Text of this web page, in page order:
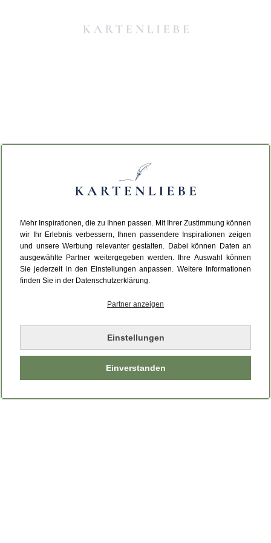
Mehr Inspirationen, die zu Ihnen passen. Mit Ihrer Zustimmung können
wir Ihr Erlebnis verbessern, Ihnen passendere Inspirationen zeigen
und unsere Werbung relevanter gestalten. Dabei können Daten an
ausgewählte Partner weitergegeben werden. Ihre Auswahl können
Sie jederzeit in den Einstellungen anpassen. Weitere Informationen
finden Sie in der Datenschutzerklärung.
Partner anzeigen
Einstellungen
Einverstanden
Da ist etwas schiefgelaufen.
Leider ist ein technischer Fehler aufgetreten.
Bitte laden Sie die Seite neu.